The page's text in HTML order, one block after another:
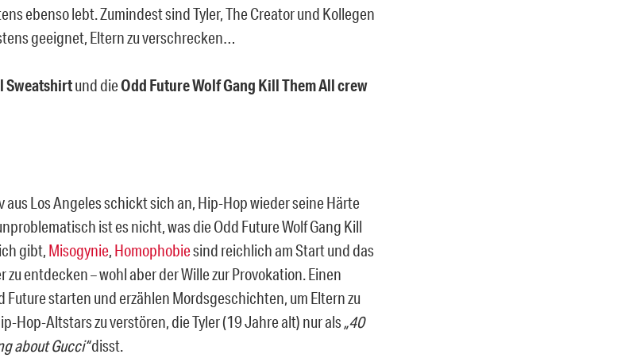
ebenso lebt. Zumindest sind Tyler, The Creator und Kollegen
geeignet, Eltern zu verschrecken…
Sweatshirtund dieOdd Future Wolf Gang Kill Them All crew
aus Los Angeles schickt sich an, Hip-Hop wieder seine Härte
ist es nicht, was die Odd Future Wolf Gang Kill
gibt, Misogynie, Homophobiesind reichlich am Start und das
entdecken – wohl aber der Wille zur Provokation. Einen
Future starten und erzählen Mordsgeschichten, um Eltern zu
Hop-Altstars zu verstören, die Tyler (19 Jahre alt) nur als„40
about Gucci“disst.